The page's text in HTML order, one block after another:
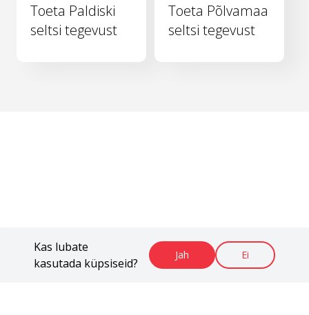
Kas lubate
kasutada küpsiseid?
Jah Ei
Toeta Paldiski
seltsi tegevust
Toeta Põlvamaa
seltsi tegevust